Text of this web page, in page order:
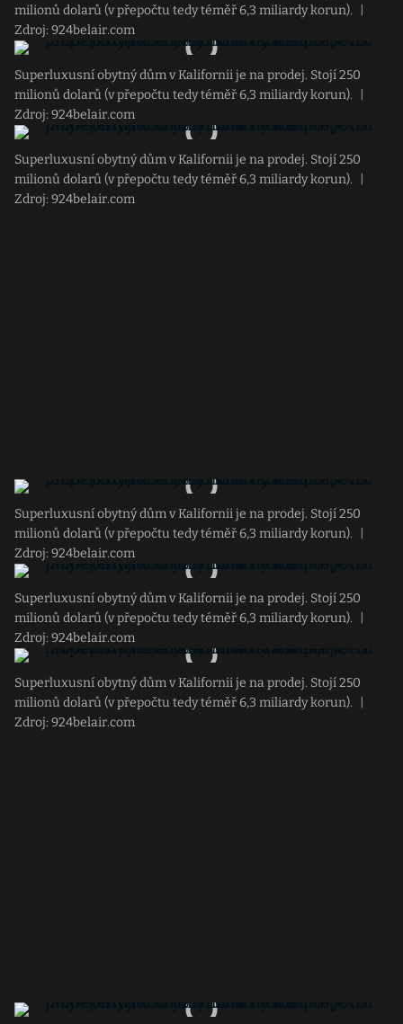
milionů dolarů (v přepočtu tedy téměř 6,3 miliardy korun).
Zdroj: 924belair.com
Superluxusní obytný dům v Kalifornii je na prodej. Stojí 250
milionů dolarů (v přepočtu tedy téměř 6,3 miliardy korun).
Zdroj: 924belair.com
Superluxusní obytný dům v Kalifornii je na prodej. Stojí 250
milionů dolarů (v přepočtu tedy téměř 6,3 miliardy korun).
Zdroj: 924belair.com
Superluxusní obytný dům v Kalifornii je na prodej. Stojí 250
milionů dolarů (v přepočtu tedy téměř 6,3 miliardy korun).
Zdroj: 924belair.com
Superluxusní obytný dům v Kalifornii je na prodej. Stojí 250
milionů dolarů (v přepočtu tedy téměř 6,3 miliardy korun).
Zdroj: 924belair.com
Superluxusní obytný dům v Kalifornii je na prodej. Stojí 250
milionů dolarů (v přepočtu tedy téměř 6,3 miliardy korun).
Zdroj: 924belair.com